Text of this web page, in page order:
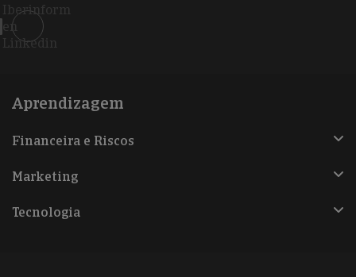
Iberinform
en
Linkedin
Aprendizagem
Financeira e Riscos
Marketing
Tecnologia